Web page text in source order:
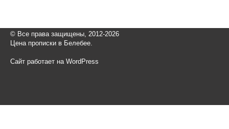
© Все права защищены, 2012-2026
Цена прописки в Белебее.
Сайт работает на WordPress